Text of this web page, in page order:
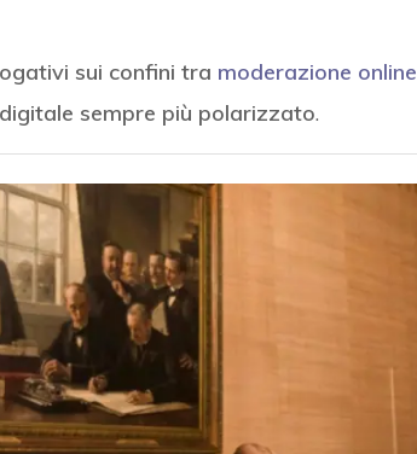
sui confini tra moderazione online
sempre più polarizzato.